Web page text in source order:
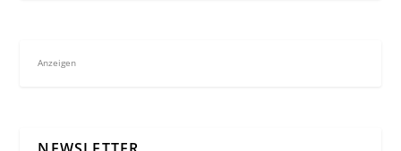
Anzeigen